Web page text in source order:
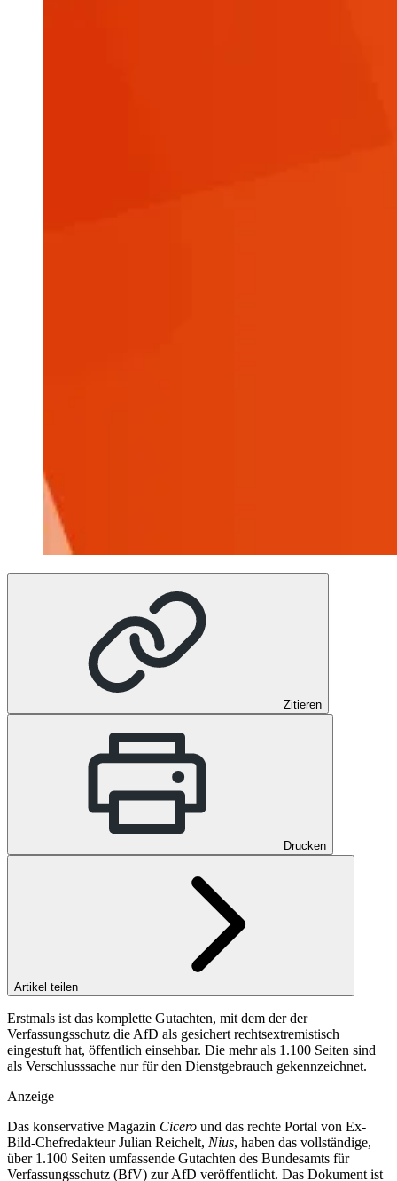
Zitieren
Drucken
Artikel teilen
Erstmals ist das komplette Gutachten, mit dem der der
Verfassungsschutz die AfD als gesichert rechtsextremistisch
eingestuft hat, öffentlich einsehbar. Die mehr als 1.100 Seiten sind
als Verschlusssache nur für den Dienstgebrauch gekennzeichnet.
Anzeige
Das konservative Magazin Cicero und das rechte Portal von Ex-
Bild-Chefredakteur Julian Reichelt, Nius, haben das vollständige,
über 1.100 Seiten umfassende Gutachten des Bundesamts für
Verfassungsschutz (BfV) zur AfD veröffentlicht. Das Dokument ist